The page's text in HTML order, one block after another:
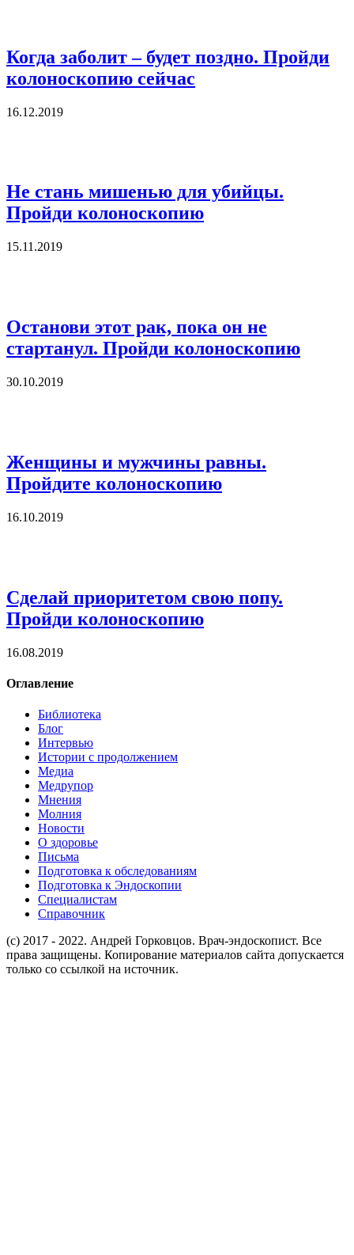
Когда заболит – будет поздно. Пройди
колоноскопию сейчас
16.12.2019
Не стань мишенью для убийцы.
Пройди колоноскопию
15.11.2019
Останови этот рак, пока он не
стартанул. Пройди колоноскопию
30.10.2019
Женщины и мужчины равны.
Пройдите колоноскопию
16.10.2019
Сделай приоритетом свою попу.
Пройди колоноскопию
16.08.2019
Оглавление
Библиотека
Блог
Интервью
Истории с продолжением
Медиа
Медрупор
Мнения
Молния
Новости
О здоровье
Письма
Подготовка к обследованиям
Подготовка к Эндоскопии
Специалистам
Справочник
(c) 2017 - 2022. Андрей Горковцов. Врач-эндоскопист. Все
права защищены. Копирование материалов сайта допускается
только со ссылкой на источник.